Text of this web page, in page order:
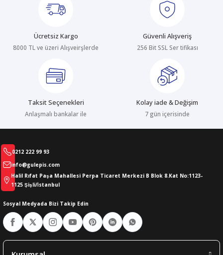
Ücretsiz Kargo
8000 TL ve üzeri Alışveirşlerde
Güvenli Alışveriş
256 Bit SSL Ser tifikası
Taksit Seçenekleri
Anlaşmalı bankalar ile
Kolay iade & Değişim
7 gün içerisinde
0212 222 99 93
info@gulepis.com
Halil Rıfat Paşa Mahallesi Perpa Ticaret Merkezi B Blok 8.Kat No:1123-
1125 Şişli/İstanbul
Sosyal Medyada Bizi Takip Edin